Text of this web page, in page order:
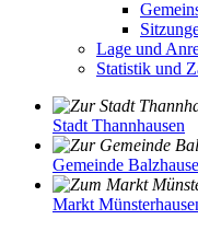
Lage und
Statistik und
Stadt Thannhausen
Gemeinde
Markt